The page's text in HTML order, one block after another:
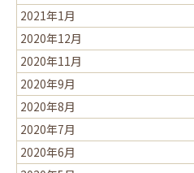
2021年1月
2020年12月
2020年11月
2020年9月
2020年8月
2020年7月
2020年6月